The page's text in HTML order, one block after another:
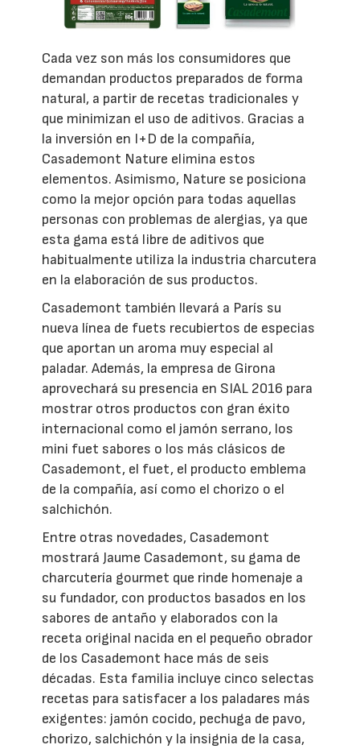
Cada vez son más los consumidores que
demandan productos preparados de forma
natural, a partir de recetas tradicionales y
que minimizan el uso de aditivos. Gracias a
la inversión en I+D de la compañía,
Casademont Nature elimina estos
elementos. Asimismo, Nature se posiciona
como la mejor opción para todas aquellas
personas con problemas de alergias, ya que
esta gama está libre de aditivos que
habitualmente utiliza la industria charcutera
en la elaboración de sus productos.
Casademont también llevará a París su
nueva línea de fuets recubiertos de especias
que aportan un aroma muy especial al
paladar. Además, la empresa de Girona
aprovechará su presencia en SIAL 2016 para
mostrar otros productos con gran éxito
internacional como el jamón serrano, los
mini fuet sabores o los más clásicos de
Casademont, el fuet, el producto emblema
de la compañía, así como el chorizo o el
salchichón.
Entre otras novedades, Casademont
mostrará Jaume Casademont, su gama de
charcutería gourmet que rinde homenaje a
su fundador, con productos basados en los
sabores de antaño y elaborados con la
receta original nacida en el pequeño obrador
de los Casademont hace más de seis
décadas. Esta familia incluye cinco selectas
recetas para satisfacer a los paladares más
exigentes: jamón cocido, pechuga de pavo,
chorizo, salchichón y la insignia de la casa,